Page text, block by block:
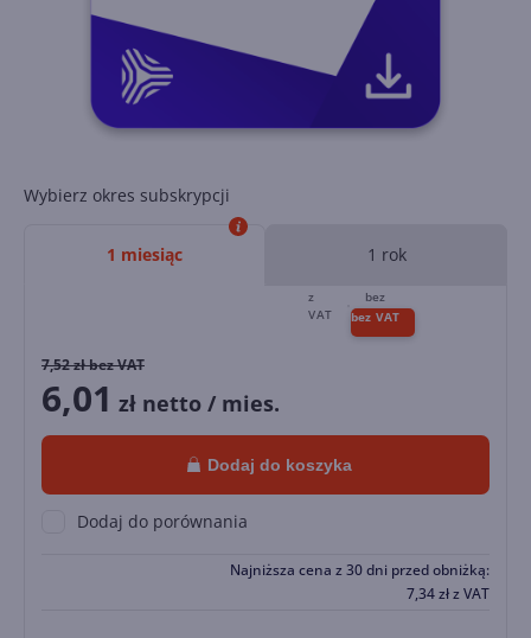
Wybierz okres subskrypcji
1 miesiąc 1 rok
7,52zł bez VAT
6,01 zł netto / mies.
Dodaj do koszyka
Dodaj do porównania
Najniższa cena z 30 dni przed obniżką:
7,34złz VAT